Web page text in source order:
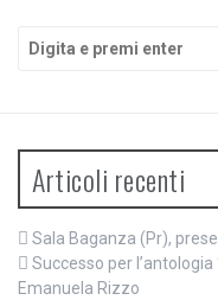
Articoli recenti
Sala Baganza (Pr),
Successo per l’antologia
Emanuela Rizzo